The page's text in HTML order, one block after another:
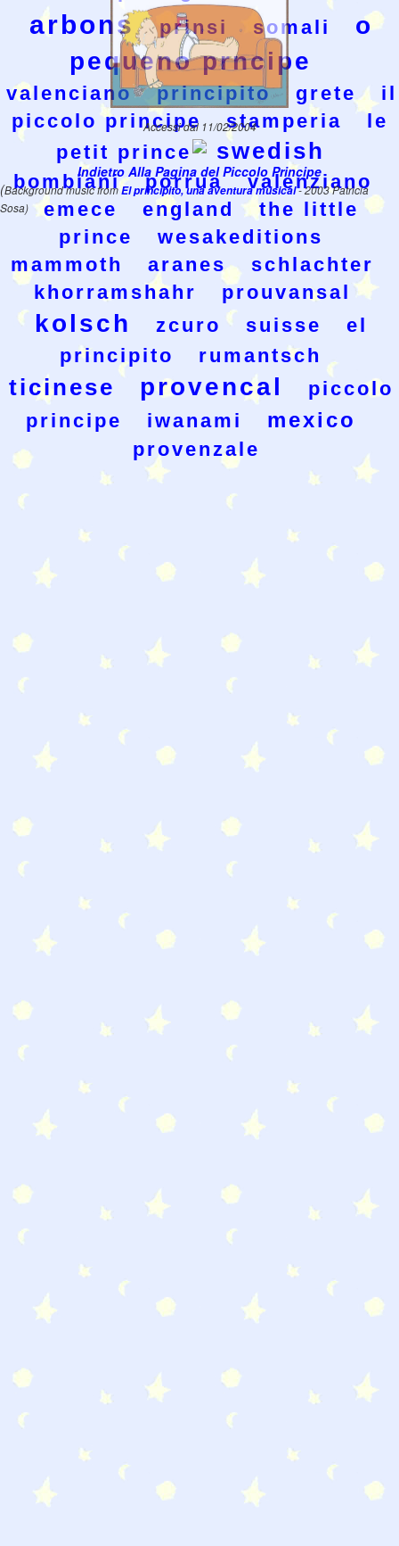
arbons prinsi somali
o
pequeno prncipe
valenciano principito grete
il
piccolo principe
stamperia
le
petit prince
swedish
bombiani porrua
valenziano
emece
england
the little
prince
wesakeditions
mammoth
aranes
schlachter
khorramshahr
prouvansal
kolsch zcuro suisse
el
principito
rumantsch
ticinese provencal
piccolo
principe
iwanami mexico
provenzale
Accessi dal 11/02/2004
Indietro Alla Pagina del Piccolo Principe
(Background music fromEl principito, una aventura musical- 2003 Patricia
Sosa)